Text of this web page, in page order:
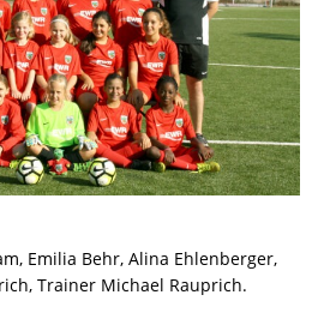
Emilia Behr, Alina Ehlenberger,
Trainer Michael Rauprich.